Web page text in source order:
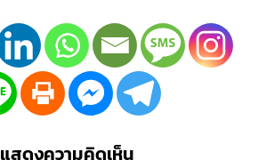
แสดงความคิดเห็น